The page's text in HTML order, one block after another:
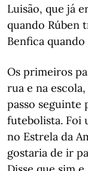
Luisão, que já
quando Rúben
Benfica quando
Os primeiros
rua e na
passo seguinte
futebolista. Foi
no Estrela da
gostaria de ir